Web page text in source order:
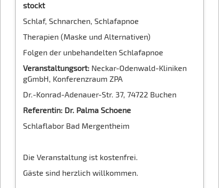
stockt
Schlaf, Schnarchen, Schlafapnoe
Therapien (Maske und Alternativen)
Folgen der unbehandelten Schlafapnoe
Veranstaltungsort: Neckar-Odenwald-Kliniken
gGmbH, Konferenzraum ZPA
Dr.-Konrad-Adenauer-Str. 37, 74722 Buchen
Referentin: Dr. Palma Schoene
Schlaflabor Bad Mergentheim
Die Veranstaltung ist kostenfrei.
Gäste sind herzlich willkommen.